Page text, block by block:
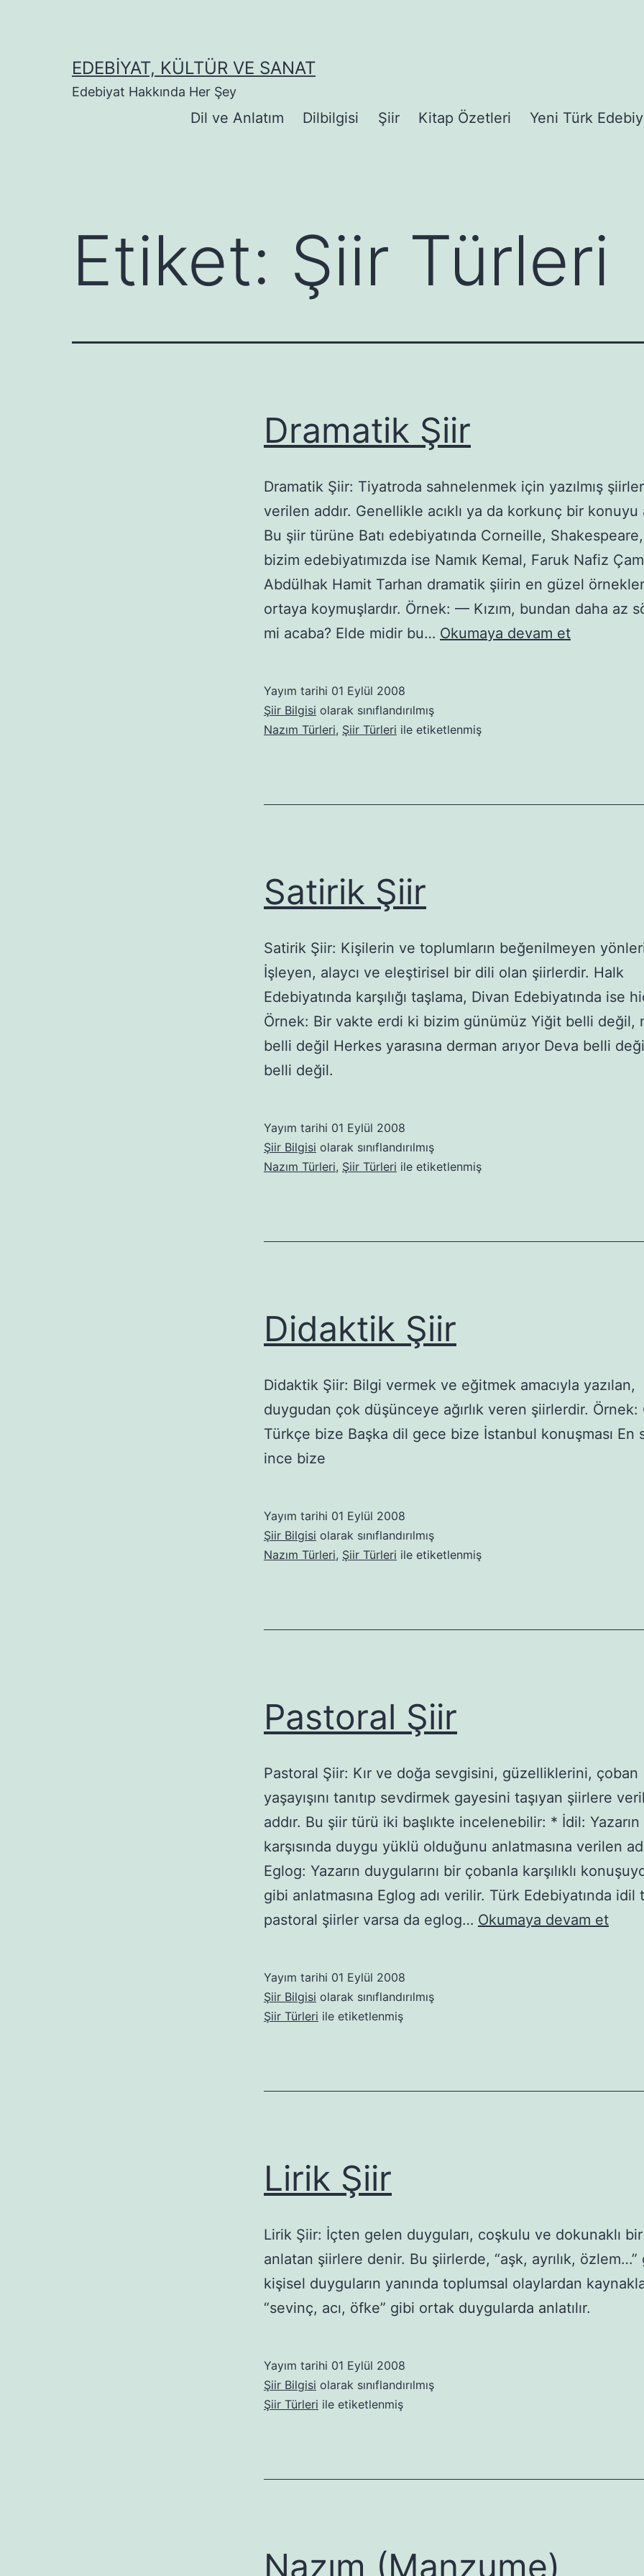
EDEBIYAT, KÜLTÜR VE SANAT
Edebiyat Hakkında Her Şey
Dil ve Anlatım Dilbilgisi Şiir Kitap Özetleri Yeni Türk
Etiket: Şiir Türleri
Dramatik Şiir
Dramatik Şiir: Tiyatroda sahnelenmek için yazılmış
verilen addır. Genellikle acıklı ya da korkunç bir konuyu
Bu şiir türüne Batı edebiyatında Corneille,
bizim edebiyatımızda ise Namık Kemal, Faruk Nafiz
Abdülhak Hamit Tarhan dramatik şiirin en güzel
ortaya koymuşlardır. Örnek: — Kızım, bundan daha az
mi acaba? Elde midir bu… Okumaya devam etDramatik
Yayım tarihi 01 Eylül 2008
Şiir Bilgisi olarak sınıflandırılmış
Nazım Türleri, Şiir Türleri ile etiketlenmiş
Satirik Şiir
Satirik Şiir: Kişilerin ve toplumların beğenilmeyen
İşleyen, alaycı ve eleştirisel bir dili olan şiirlerdir. Halk
Edebiyatında karşılığı taşlama, Divan Edebiyatında ise
Örnek: Bir vakte erdi ki bizim günümüz Yiğit belli değil,
belli değil Herkes yarasına derman arıyor Deva belli
belli değil.
Yayım tarihi 01 Eylül 2008
Şiir Bilgisi olarak sınıflandırılmış
Nazım Türleri, Şiir Türleri ile etiketlenmiş
Didaktik Şiir
Didaktik Şiir: Bilgi vermek ve eğitmek amacıyla yazılan,
duygudan çok düşünceye ağırlık veren şiirlerdir. Örnek:
Türkçe bize Başka dil gece bize İstanbul konuşması En
ince bize
Yayım tarihi 01 Eylül 2008
Şiir Bilgisi olarak sınıflandırılmış
Nazım Türleri, Şiir Türleri ile etiketlenmiş
Pastoral Şiir
Pastoral Şiir: Kır ve doğa sevgisini, güzelliklerini, çoban
yaşayışını tanıtıp sevdirmek gayesini taşıyan şiirlere
addır. Bu şiir türü iki başlıkte incelenebilir: * İdil:
karşısında duygu yüklü olduğunu anlatmasına verilen
Eglog: Yazarın duygularını bir çobanla karşılıklı
gibi anlatmasına Eglog adı verilir. Türk Edebiyatında idil
pastoral şiirler varsa da eglog… Okumaya devam et
Yayım tarihi 01 Eylül 2008
Şiir Bilgisi olarak sınıflandırılmış
Şiir Türleri ile etiketlenmiş
Lirik Şiir
Lirik Şiir: İçten gelen duyguları, coşkulu ve dokunaklı
anlatan şiirlere denir. Bu şiirlerde, “aşk, ayrılık, özlem…”
kişisel duyguların yanında toplumsal olaylardan
“sevinç, acı, öfke” gibi ortak duygularda anlatılır.
Yayım tarihi 01 Eylül 2008
Şiir Bilgisi olarak sınıflandırılmış
Şiir Türleri ile etiketlenmiş
Nazım (Manzume)